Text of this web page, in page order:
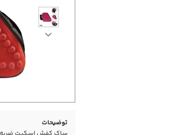
توضیحات